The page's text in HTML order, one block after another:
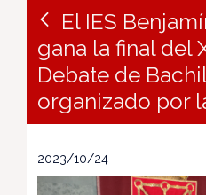
El IES
gana la final del
Debate de
organizado por
2023/10/24